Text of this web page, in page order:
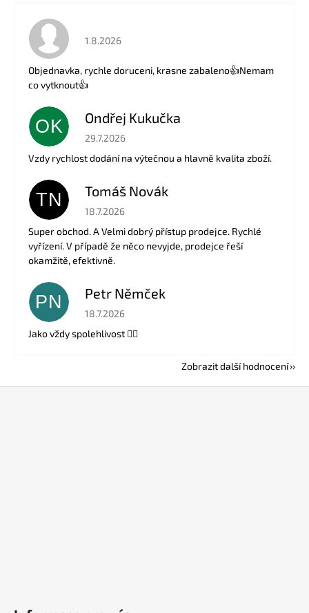
Hodnocení obchodu je 5 z 5 hvězdiček.
1.8.2026
Objednavka, rychle doruceni, krasne zabaleno👍Nemam
co vytknout👍
OK Ondřej Kukučka
Hodnocení obchodu je 5 z 5 hvězdiček.
29.7.2026
Vzdy rychlost dodání na výtečnou a hlavně kvalita zboží.
TN Tomáš Novák
Hodnocení obchodu je 5 z 5 hvězdiček.
18.7.2026
Super obchod. A Velmi dobrý přístup prodejce. Rychlé
vyřízení. V případě že něco nevyjde, prodejce řeší
okamžitě, efektivně.
PN Petr Němček
Hodnocení obchodu je 5 z 5 hvězdiček.
18.7.2026
Jako vždy spolehlivost 👍🏻
Zobrazit další hodnocení